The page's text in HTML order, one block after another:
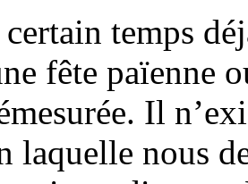
temps
fête païenne
Il
laquelle nous